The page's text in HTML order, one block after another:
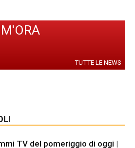
TUTTE LE NEWS
TV del pomeriggio di oggi |